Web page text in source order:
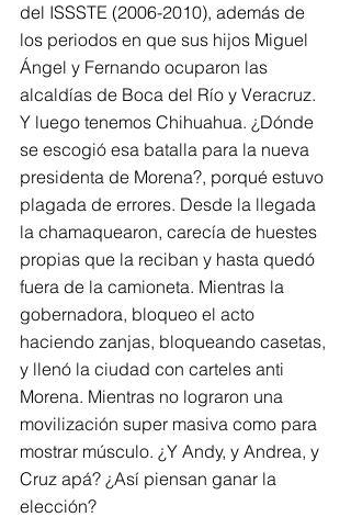
del ISSSTE (2006-2010), además de
los periodos en que sus hijos Miguel
Ángel y Fernando ocuparon las
alcaldías de Boca del Río y Veracruz.
Y luego tenemos Chihuahua. ¿Dónde
se escogió esa batalla para la nueva
presidenta de Morena?, porqué estuvo
plagada de errores. Desde la llegada
la chamaquearon, carecía de huestes
propias que la reciban y hasta quedó
fuera de la camioneta. Mientras la
gobernadora, bloqueo el acto
haciendo zanjas, bloqueando casetas,
y llenó la ciudad con carteles anti
Morena. Mientras no lograron una
movilización super masiva como para
mostrar músculo. ¿Y Andy, y Andrea, y
Cruz apá? ¿Así piensan ganar la
elección?